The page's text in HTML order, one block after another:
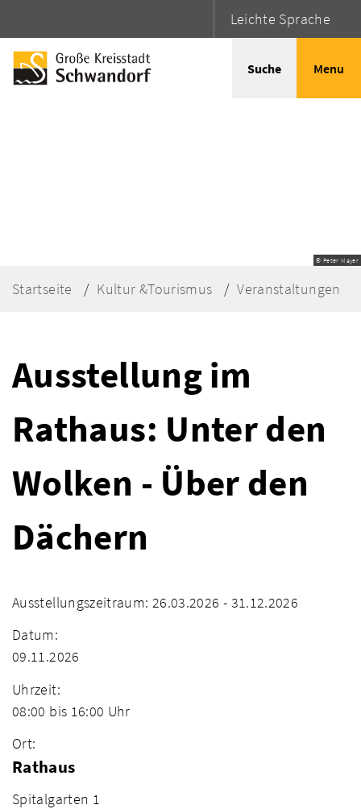
Leichte Sprache
Suche Menu
© Peter Mayer
Startseite Kultur &Tourismus Veranstaltungen
Ausstellung im
Rathaus: Unter den
Wolken - Über den
Dächern
Ausstellungszeitraum: 26.03.2026 - 31.12.2026
Datum:
09.11.2026
Uhrzeit:
08:00 bis 16:00 Uhr
Ort:
Rathaus
Spitalgarten 1